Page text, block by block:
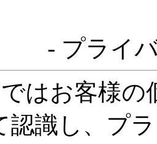
- プライ
はお客様の
認識し、プ